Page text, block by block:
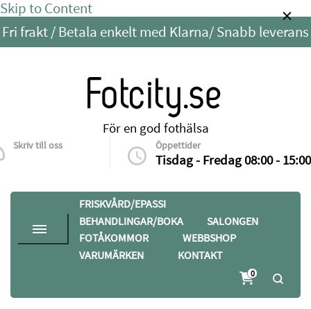
Skip to Content
Fri frakt / Betala enkelt med Klarna/ Snabb leverans
Fotcity.se
För en god fothälsa
Skriv till oss Öppettider
Tisdag - Fredag 08:00 - 15:00
FRISKVÅRD/EPASSI
BEHANDLINGAR/BOKA
SALONGEN
FOTÅKOMMOR
WEBBSHOP
VARUMÄRKEN
KONTAKT
0